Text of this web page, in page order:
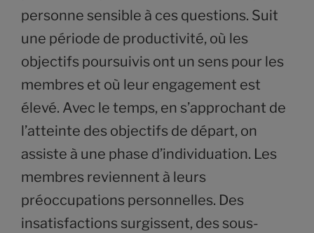
personne sensible à ces questions. Suit
une période de productivité, où les
objectifs poursuivis ont un sens pour les
membres et où leur engagement est
élevé. Avec le temps, en s’approchant de
l’atteinte des objectifs de départ, on
assiste à une phase d’individuation. Les
membres reviennent à leurs
préoccupations personnelles. Des
insatisfactions surgissent, des sous-